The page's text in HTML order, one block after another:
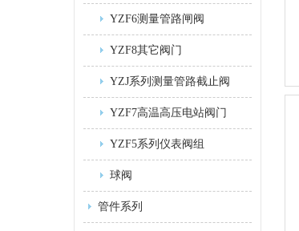
YZF6测量管路闸阀
YZF8其它阀门
YZJ系列测量管路截止阀
YZF7高温高压电站阀门
YZF5系列仪表阀组
球阀
管件系列